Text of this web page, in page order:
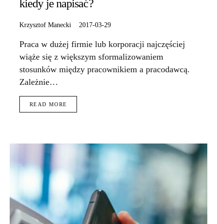
kiedy je napisać?
Krzysztof Manecki 2017-03-29
Praca w dużej firmie lub korporacji najczęściej
wiąże się z większym sformalizowaniem
stosunków między pracownikiem a pracodawcą.
Zależnie…
READ MORE